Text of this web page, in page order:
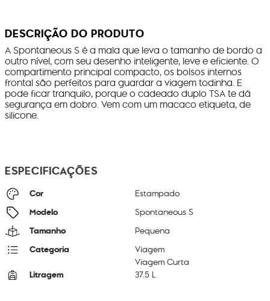
DESCRIÇÃO DO PRODUTO
A Spontaneous S é a mala que leva o tamanho de bordo a
outro nível, com seu desenho inteligente, leve e eficiente. O
compartimento principal compacto, os bolsos internos
frontal são perfeitos para guardar a viagem todinha. E
pode ficar tranquilo, porque o cadeado duplo TSA te dá
segurança em dobro. Vem com um macaco etiqueta, de
silicone.
ESPECIFICAÇÕES
Cor Estampado
Modelo Spontaneous S
Tamanho Pequena
Categoria
Viagem
Viagem Curta
Litragem 37.5 L